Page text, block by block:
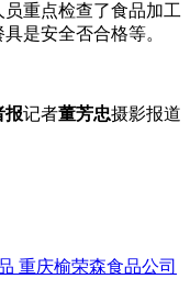
重点检查了食品加工
是安全否合格等。
报记者董芳忠摄影报道
重庆榆荣森食品公司